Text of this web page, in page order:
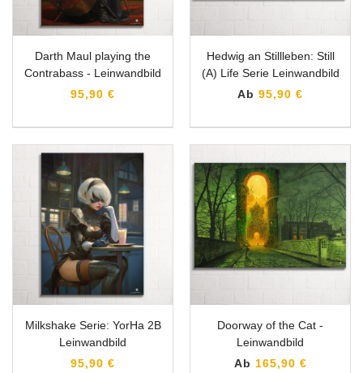
Darth Maul playing the
Contrabass - Leinwandbild
95,90 €
Hedwig an Stillleben: Still
(A) Life Serie Leinwandbild
Ab 95,90 €
Milkshake Serie: YorHa 2B
Leinwandbild
95,90 €
Doorway of the Cat -
Leinwandbild
Ab 165,90 €